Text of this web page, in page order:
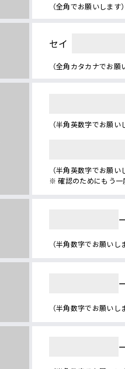
（全角でお願いしま
セイ
（全角カタカナでお
（半角英数字でお願
（半角英数字でお願い
※ 確認のためにもう一
（半角数字でお願いし
（半角数字でお願いし